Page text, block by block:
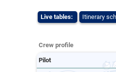
Live tables: Itinerary
Crew profile
Pilot